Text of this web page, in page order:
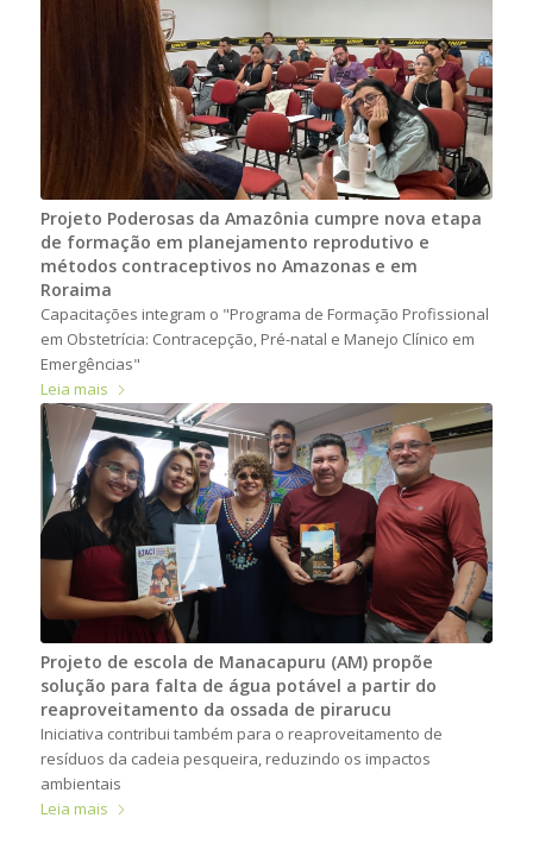
Projeto Poderosas da Amazônia cumpre nova etapa
de formação em planejamento reprodutivo e
métodos contraceptivos no Amazonas e em
Roraima
Capacitações integram o "Programa de Formação Profissional
em Obstetrícia: Contracepção, Pré-natal e Manejo Clínico em
Emergências"
Leia mais
Projeto de escola de Manacapuru (AM) propõe
solução para falta de água potável a partir do
reaproveitamento da ossada de pirarucu
Iniciativa contribui também para o reaproveitamento de
resíduos da cadeia pesqueira, reduzindo os impactos
ambientais
Leia mais